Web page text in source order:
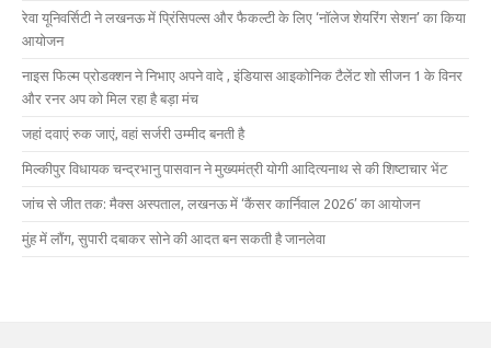
रेवा यूनिवर्सिटी ने लखनऊ में प्रिंसिपल्स और फैकल्टी के लिए ‘नॉलेज शेयरिंग सेशन’ का किया
आयोजन
नाइस फिल्म प्रोडक्शन ने निभाए अपने वादे , इंडियास आइकोनिक टैलेंट शो सीजन 1 के विनर
और रनर अप को मिल रहा है बड़ा मंच
जहां दवाएं रुक जाएं, वहां सर्जरी उम्मीद बनती है
मिल्कीपुर विधायक चन्द्रभानु पासवान ने मुख्यमंत्री योगी आदित्यनाथ से की शिष्टाचार भेंट
जांच से जीत तक: मैक्स अस्पताल, लखनऊ में ‘कैंसर कार्निवाल 2026’ का आयोजन
मुंह में लौंग, सुपारी दबाकर सोने की आदत बन सकती है जानलेवा